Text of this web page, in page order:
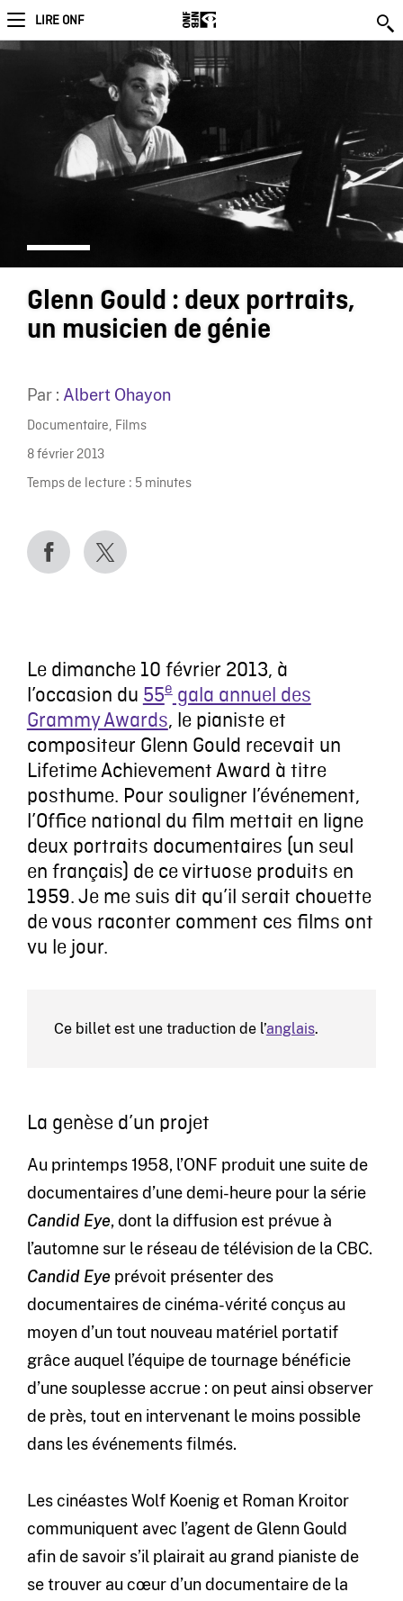
LIRE ONF
Glenn Gould : deux portraits,
un musicien de génie
Par : Albert Ohayon
Documentaire, Films
8 février 2013
Temps de lecture : 5 minutes
Le dimanche 10 février 2013, à
l’occasion du 55egala annuel des
Grammy Awards, le pianiste et
compositeur Glenn Gould recevait un
Lifetime Achievement Award à titre
posthume. Pour souligner l’événement,
l’Office national du film mettait en ligne
deux portraits documentaires (un seul
en français) de ce virtuose produits en
1959. Je me suis dit qu’il serait chouette
de vous raconter comment ces films ont
vu le jour.
Ce billet est une traduction de l’anglais.
La genèse d’un projet
Au printemps 1958, l’ONF produit une suite de
documentaires d’une demi-heure pour la série
Candid Eye, dont la diffusion est prévue à
l’automne sur le réseau de télévision de la CBC.
Candid Eye prévoit présenter des
documentaires de cinéma-vérité conçus au
moyen d’un tout nouveau matériel portatif
grâce auquel l’équipe de tournage bénéficie
d’une souplesse accrue : on peut ainsi observer
de près, tout en intervenant le moins possible
dans les événements filmés.
Les cinéastes Wolf Koenig et Roman Kroitor
communiquent avec l’agent de Glenn Gould
afin de savoir s’il plairait au grand pianiste de
se trouver au cœur d’un documentaire de la